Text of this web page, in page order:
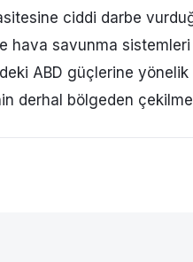
ciddi darbe
savunma sistemleri
ABD güçlerine yönelik
derhal bölgeden